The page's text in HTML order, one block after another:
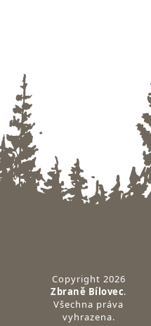
Copyright 2026
Zbraně Bílovec.
Všechna práva
vyhrazena.